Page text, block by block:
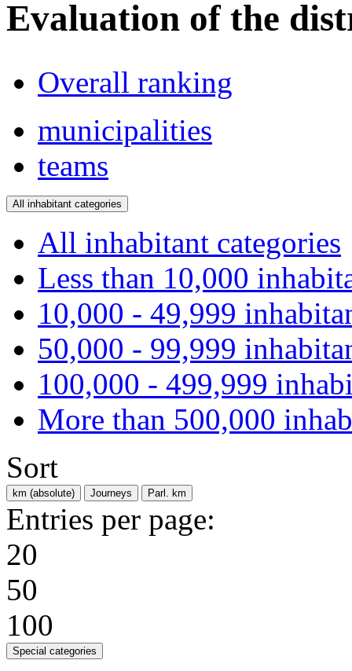
Evaluation of the
Overall ranking
municipalities
teams
All inhabitant categories
All inhabitant categories
Less than 10,000
10,000 - 49,999
50,000 - 99,999
100,000 - 499,999
More than 500,000
Sort
km (absolute) Journeys Parl. km
Entries per page:
20
50
100
Special categories